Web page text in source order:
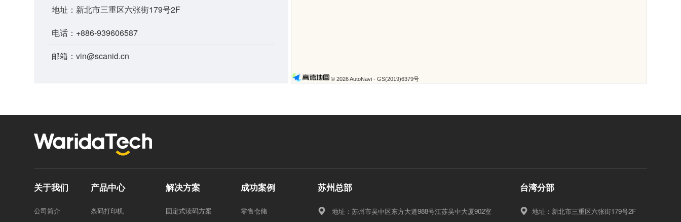
地址：新北市三重区六张街179号2F
电话：+886-939606587
邮箱：vin@scanid.cn
© 2026 AutoNavi - GS(2019)6379号
关于我们
公司简介
产品中心
条码打印机
解决方案
固定式读码方案
成功案例
零售仓储
苏州总部
地址：苏州市吴中区东方大道988号江苏吴中大厦902室
台湾分部
地址：新北市三重区六张街179号2F